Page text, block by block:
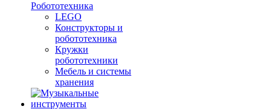
Робототехника
LEGO
Конструкторы и
робототехника
Кружки
робототехники
Мебель и системы
хранения